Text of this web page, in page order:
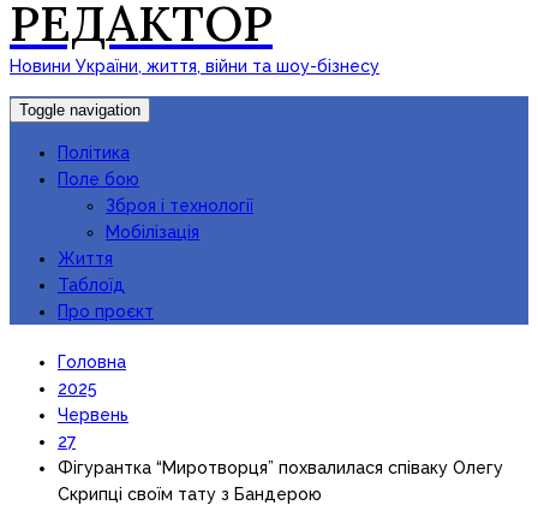
РЕДАКТОР
Новини України, життя, війни та шоу-бізнесу
Toggle navigation
Політика
Поле бою
Зброя і технології
Мобілізація
Життя
Таблоїд
Про проєкт
Головна
2025
Червень
27
Фігурантка “Миротворця” похвалилася співаку Олегу
Скрипці своїм тату з Бандерою